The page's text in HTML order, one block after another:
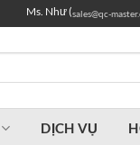
Ms. Như (sales@qc-
DỊCH VỤ